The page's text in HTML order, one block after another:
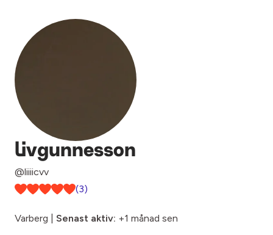
livgunnesson
@liiiicvv
(3)
Varberg | Senast aktiv: +1 månad sen